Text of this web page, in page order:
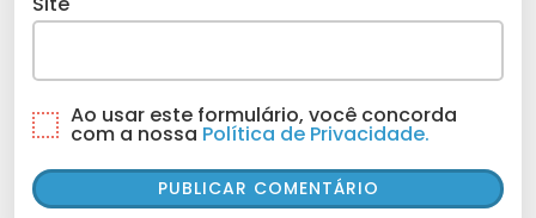
Ao usar este formulário, você concorda
com a nossa Política de Privacidade.